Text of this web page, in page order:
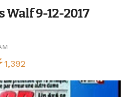
Walf 9-12-2017
1,392